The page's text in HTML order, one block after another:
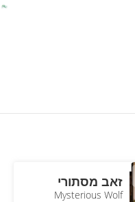
זאב מסתורי
Mysterious Wolf